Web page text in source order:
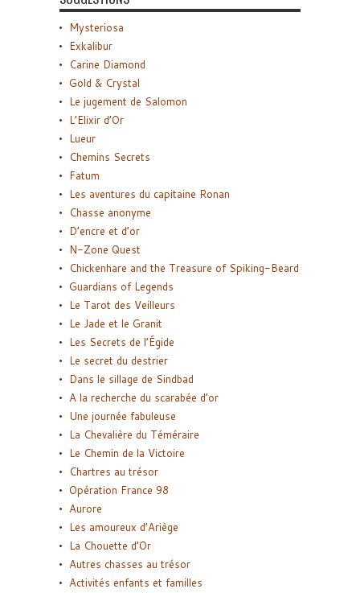
Mysteriosa
Exkalibur
Carine Diamond
Gold & Crystal
Le jugement de Salomon
L’Elixir d’Or
Lueur
Chemins Secrets
Fatum
Les aventures du capitaine Ronan
Chasse anonyme
D’encre et d’or
N-Zone Quest
Chickenhare and the Treasure of Spiking-Beard
Guardians of Legends
Le Tarot des Veilleurs
Le Jade et le Granit
Les Secrets de l’Égide
Le secret du destrier
Dans le sillage de Sindbad
A la recherche du scarabée d’or
Une journée fabuleuse
La Chevalière du Téméraire
Le Chemin de la Victoire
Chartres au trésor
Opération France 98
Aurore
Les amoureux d’Ariège
La Chouette d’Or
Autres chasses au trésor
Activités enfants et familles